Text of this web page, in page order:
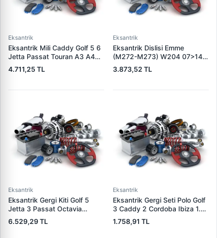
Eksantrik
Eksantrik Mili Caddy Golf 5 6
Jetta Passat Touran A3 A4
Leon Toledo Octavia 1,6 Bse
Bsf Ccsa Cmxa | ESTAS
06B109101G 06B109101Q
4.711,25 TL
Eksantrik
Eksantrik Dislisi Emme
(M272-M273) W204 07>14
W203 99>07 E Serisi W211
01>09 W212 09>15 |
A2720505347
3.873,52 TL
Eksantrik
Eksantrik Gergi Kiti Golf 5
Jetta 3 Passat Octavia
Toledo 3 Leon A3 2,0TDI 16V
(Bkp Bmr Bre Bkd) | SKF
6.529,29 TL
Eksantrik
Eksantrik Gergi Seti Polo Golf
3 Caddy 2 Cordoba Ibiza 1.4
Aex Akv Anx Apq Adx | SNR
KD45714 | OEM 030198119A
1.758,91 TL